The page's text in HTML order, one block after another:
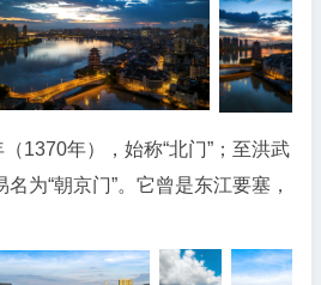
1370年），始称“北门”；至洪武
为“朝京门”。它曾是东江要塞，